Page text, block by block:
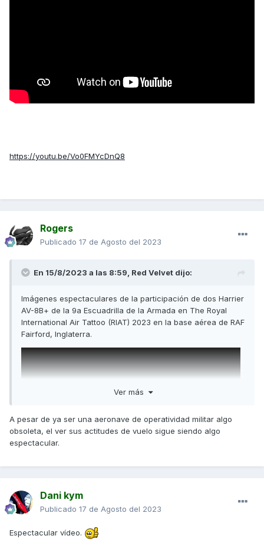
https://youtu.be/Vo0FMYcDnQ8
Rogers
Publicado 17 de Agosto del 2023
En 15/8/2023 a las 8:59, Red Velvet dijo:
Imágenes espectaculares de la participación de dos Harrier
AV-8B+ de la 9a Escuadrilla de la Armada en The Royal
International Air Tattoo (RIAT) 2023 en la base aérea de RAF
Fairford, Inglaterra.
Ver más
A pesar de ya ser una aeronave de operatividad militar algo
obsoleta, el ver sus actitudes de vuelo sigue siendo algo
espectacular.
Dani kym
Publicado 17 de Agosto del 2023
Espectacular vídeo.